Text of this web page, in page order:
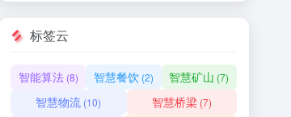
标签云
智能算法(8) 智慧餐饮(2) 智慧矿山 (7)
智慧物流 (10) 智慧桥梁 (7)